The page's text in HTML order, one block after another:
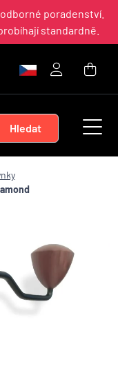
poradenství.
standardně.